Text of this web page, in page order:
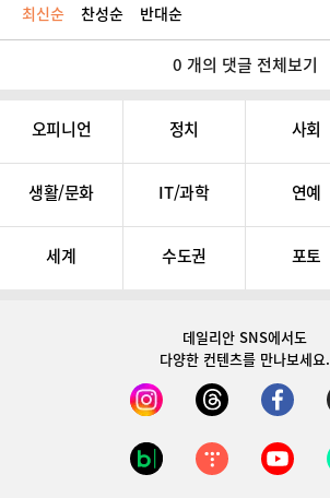
최신순 찬성순 반대순
0 개의 댓글 전체보기
오피니언 정치 사회
생활/문화 IT/과학 연예
세계 수도권 포토
데일리안 SNS에서도
다양한 컨텐츠를 만나보세요.